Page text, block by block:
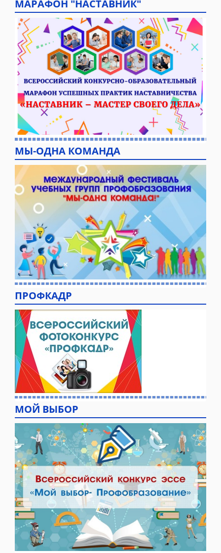
МАРАФОН "НАСТАВНИК"
МЫ-ОДНА КОМАНДА
ПРОФКАДР
МОЙ ВЫБОР